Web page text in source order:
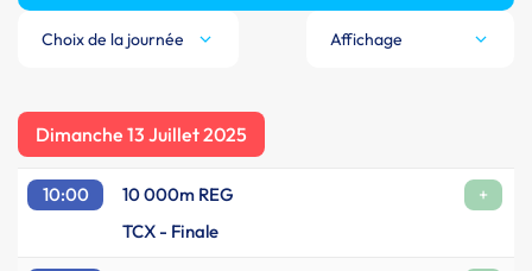
Choix de la journée Affichage
Dimanche 13 Juillet 2025
10:00 10 000m REG
+
TCX - Finale